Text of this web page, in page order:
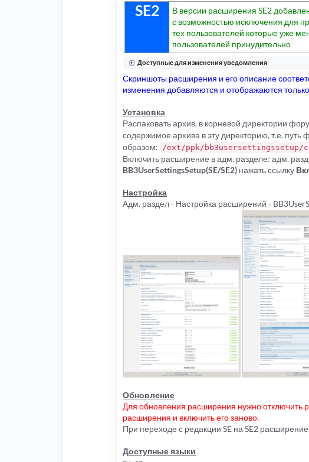
SE2
В версии расширения SE2
с возможностью исключения для
тех пользователей которые уже
пользователей принудительно
Доступные для изменения уведомления
Скриншоты расширения и его описание
изменения добавляются и отображаются
Установка
Распаковать архив, в корневой директории
содержимое архива в эту директорию, т.е. путь
образом: /ext/ppk/bb3usersettingssetup/
Включить расширение в адм. разделе: адм.
BB3UserSettingsSetup(SE/SE2) нажать ссылку
Настройка
Адм. раздел - Настройка расширений -
Обновление
Для обновления расширения нужно отключить
расширения и включить его заново.
При переходе с редакции SE на SE2
Доступные языки